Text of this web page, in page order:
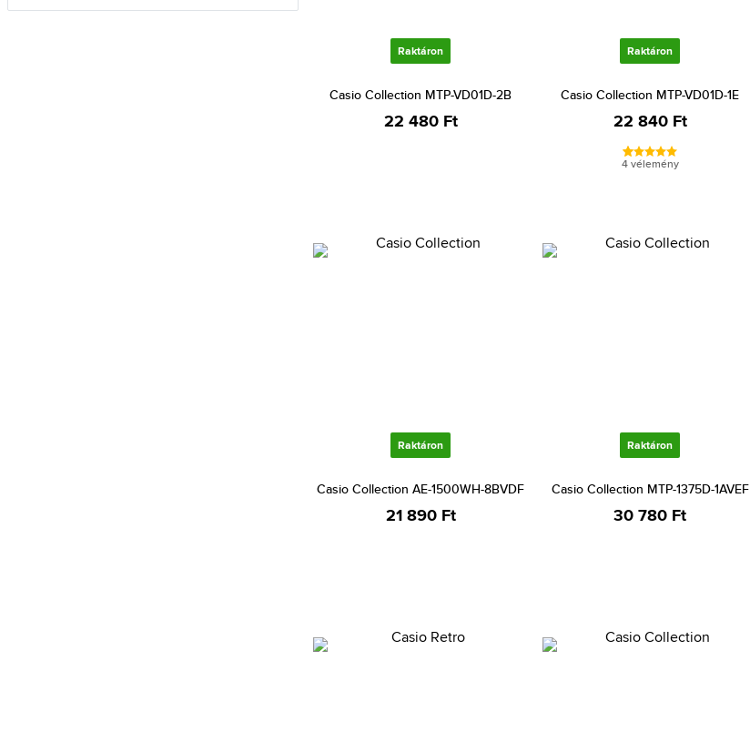
Raktáron
Casio Collection MTP-VD01D-2B
22 480 Ft
Raktáron
Casio Collection MTP-VD01D-1E
22 840 Ft
4 vélemény
Raktáron
Casio Collection AE-1500WH-8BVDF
21 890 Ft
Raktáron
Casio Collection MTP-1375D-1AVEF
30 780 Ft
Carlo Cantinaro (2)